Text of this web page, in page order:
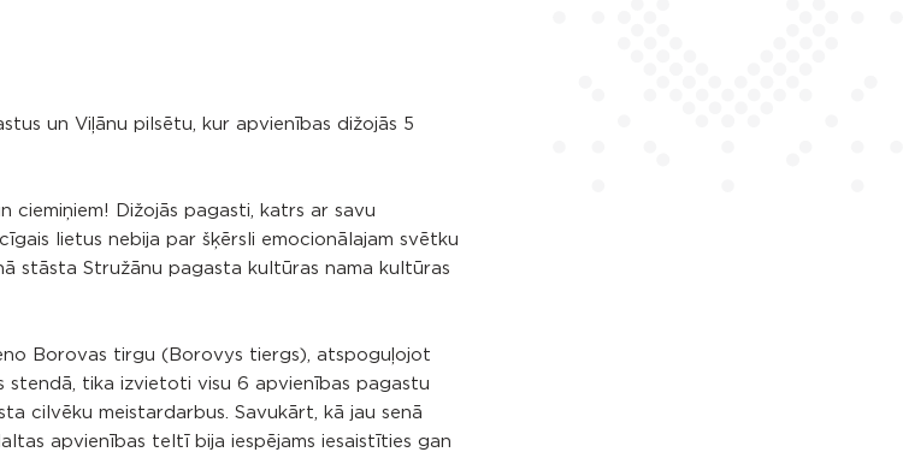
un Viļānu pilsētu, kur apvienības dižojās 5
ciemiņiem! Dižojās pagasti, katrs ar savu
lietus nebija par šķērsli emocionālajam svētku
stāsta Stružānu pagasta kultūras nama kultūras
Borovas tirgu (Borovys tiergs), atspoguļojot
stendā, tika izvietoti visu 6 apvienības pagastu
cilvēku meistardarbus. Savukārt, kā jau senā
apvienības teltī bija iespējams iesaistīties gan